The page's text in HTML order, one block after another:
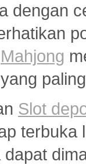
dengan
Mahjong
Slot
terbuka